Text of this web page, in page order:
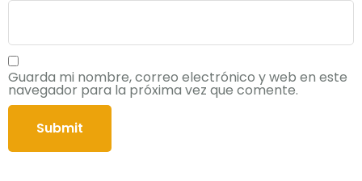
Guarda mi nombre, correo electrónico y web en este
navegador para la próxima vez que comente.